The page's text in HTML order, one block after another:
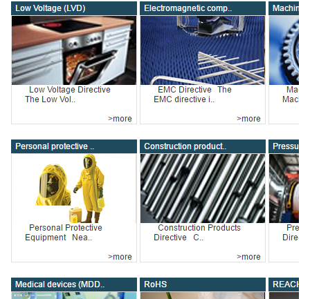
证书查询
联系我们
3C认证
中国能效标识
中国节能认证
ROHS认证